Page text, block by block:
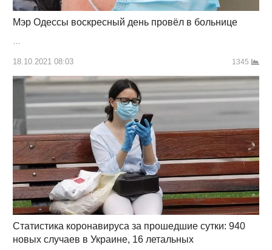
Мэр Одессы воскресный день провёл в больнице
…
18.10.2021 08:03 1345
Статистика коронавируса за прошедшие сутки: 940
новых случаев в Украине, 16 летальных